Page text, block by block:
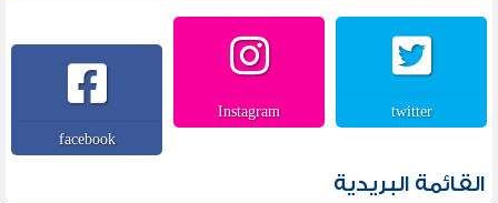
twitter
Instagram
facebook
القائمة البريدية